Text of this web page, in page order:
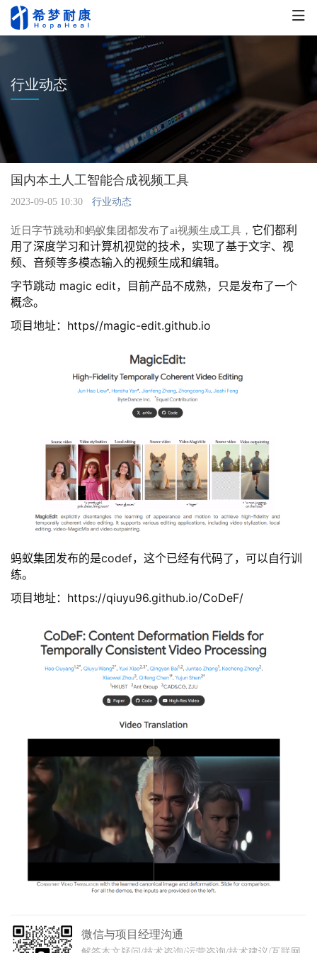
行业动态
国内本土人工智能合成视频工具
2023-09-05 10:30 行业动态
近日字节跳动和蚂蚁集团都发布了ai视频生成工具， 它们都利
用了深度学习和计算机视觉的技术，实现了基于文字、视
频、音频等多模态输入的视频生成和编辑。
字节跳动 magic edit，目前产品不成熟，只是发布了一个
概念。
项目地址：https//magic-edit.github.io
蚂蚁集团发布的是codef，这个已经有代码了，可以自行训
练。
项目地址： https://qiuyu96.github.io/CoDeF/
微信与项目经理沟通